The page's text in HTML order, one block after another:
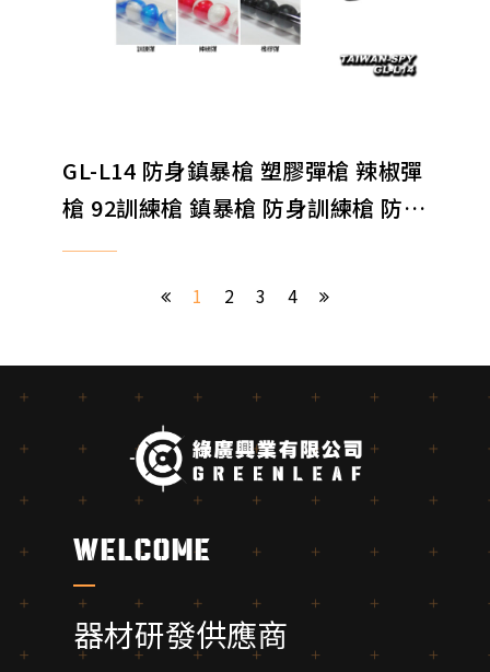
GL-L14 防身鎮暴槍 塑膠彈槍 辣椒彈
槍 92訓練槍 鎮暴槍 防身訓練槍 防身
器材
1 2 3 4
welcome
器材研發供應商